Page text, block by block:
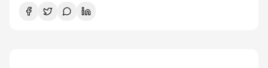
macho, nascidos em 26 de maio. Filhos de Pitanga e Caju, os
animais já estão na área de visitação e podem ser vistos pelo